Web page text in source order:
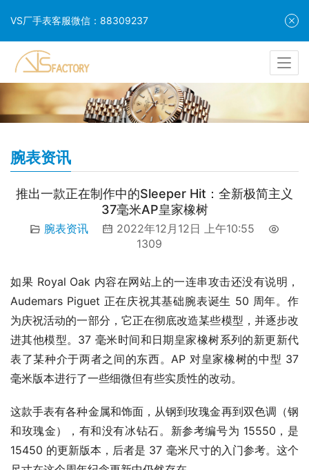
腕表资讯
推出一款正在制作中的Sleeper Hit：全新极简主义
37毫米AP皇家橡树
腕表资讯
2022年12月12日 上午10:55
1309
如果 Royal Oak 内容在网站上的一连串攻击还没有说明，
Audemars Piguet 正在庆祝其基础腕表诞生 50 周年。作
为庆祝活动的一部分，它正在彻底改造某些模型，并逐步改
进其他模型。37 毫米时间和日期皇家橡树系列的新更新代
表了某种介于两者之间的东西。AP 对皇家橡树的中型 37
毫米版本进行了一些细微但有些实质性的改动。
这款手表有各种金属和饰面，从钢到玫瑰金再到双色调（钢
和玫瑰金），有和没有冰钻石。新参考编号为 15550，是
15450 的更新版本，后者是 37 毫米尺寸的入门参考。这个
VS厂手表客服微信：88309237